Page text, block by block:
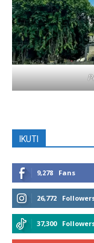
IKUTI
9,278 Fans
26,772
37,300